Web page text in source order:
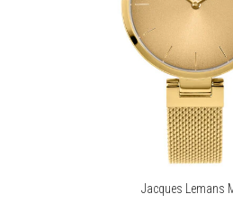
Jacques Lemans